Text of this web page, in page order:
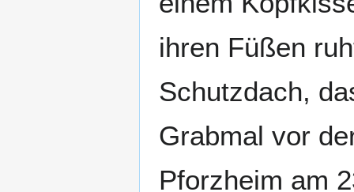
ihren Füßen
Schutzdach,
Grabmal vor
Pforzheim am